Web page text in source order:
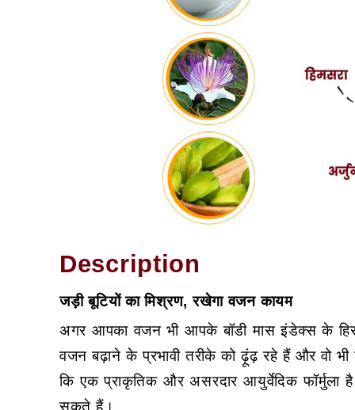
Description
जड़ी बूटियों का मिश्रण, रखेगा वजन कायम
अगर आपका वजन भी आपके बॉडी मास इंडेक्स के
वजन बढ़ाने के प्रभावी तरीके को ढ़ूंढ़ रहे हैं और वो भी
कि एक प्राकृतिक और असरदार आयुर्वेदिक
सकते हैं।